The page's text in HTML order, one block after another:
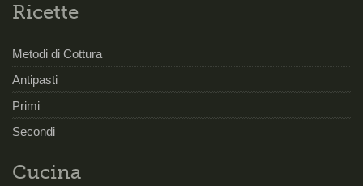
Ricette
Metodi di Cottura
Antipasti
Primi
Secondi
Cucina